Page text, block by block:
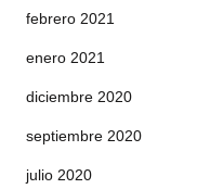
febrero 2021
enero 2021
diciembre 2020
septiembre 2020
julio 2020